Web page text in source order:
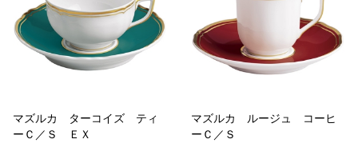
マズルカ ターコイズ ティ
ーＣ／Ｓ ＥＸ
マズルカ ルージュ コーヒ
ーＣ／Ｓ